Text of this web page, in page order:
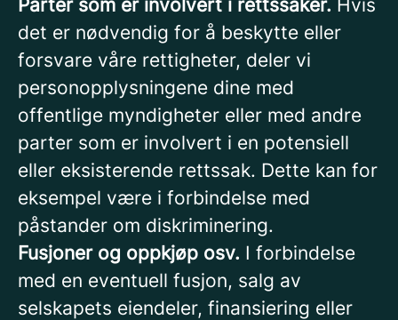
Parter som er involvert i rettssaker. Hvis
det er nødvendig for å beskytte eller
forsvare våre rettigheter, deler vi
personopplysningene dine med
offentlige myndigheter eller med andre
parter som er involvert i en potensiell
eller eksisterende rettssak. Dette kan for
eksempel være i forbindelse med
påstander om diskriminering.
Fusjoner og oppkjøp osv. I forbindelse
med en eventuell fusjon, salg av
selskapets eiendeler, finansiering eller